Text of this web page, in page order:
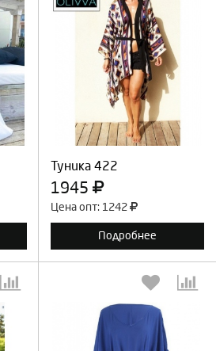
Туника 422
1945
Цена опт: 1242
Подробнее
Выберите количество:
Продолжить Отмена